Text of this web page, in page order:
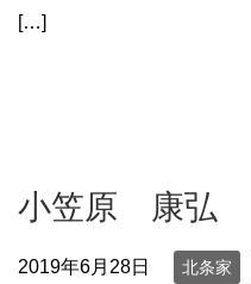
[…]
小笠原 康弘
2019年6月28日 北条家